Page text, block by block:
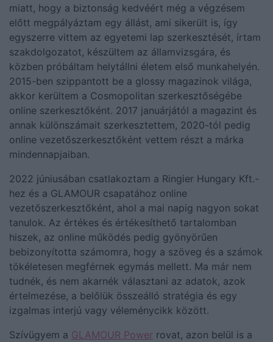
miatt, hogy a biztonság kedvéért még a végzésem
előtt megpályáztam egy állást, ami sikerült is, így
egyszerre vittem az egyetemi lap szerkesztését, írtam
szakdolgozatot, készültem az államvizsgára, és
közben próbáltam helytállni életem első munkahelyén.
2015-ben szippantott be a glossy magazinok világa,
akkor kerültem a Cosmopolitan szerkesztőségébe
online szerkesztőként. 2017 januárjától a magazint és
annak különszámait szerkesztettem, 2020-tól pedig
online vezetőszerkesztőként vettem részt a márka
mindennapjaiban.
2022 júniusában csatlakoztam a Ringier Hungary Kft.-
hez és a GLAMOUR csapatához online
vezetőszerkesztőként, ahol a mai napig nagyon sokat
tanulok. Az értékes és értékesíthető tartalomban
hiszek, az online működés pedig gyönyörűen
bebizonyította számomra, hogy a szöveg és a számok
tökéletesen megférnek egymás mellett. Ma már nem
tudnék, és nem akarnék választani az adatok, azok
értelmezése, a belőlük összeálló stratégia és egy
izgalmas interjú vagy véleménycikk között.
Szívügyem a GLAMOUR Power rovat, azon belül is a